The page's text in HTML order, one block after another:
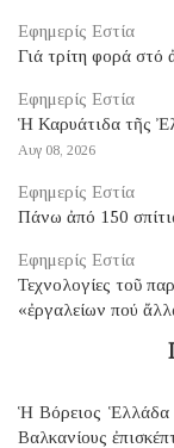
Εφημερίς Εστία
Γιά τρίτη φορά στό
Εφημερίς Εστία
Ἡ Καρυάτιδα τῆς
Αυγ 08, 2026
Εφημερίς Εστία
Πάνω ἀπό 150
Εφημερίς Εστία
Τεχνολογίες τοῦ
«ἐργαλείων πού
Ἡ Βόρειος Ἑλλάδα
Βαλκανίους